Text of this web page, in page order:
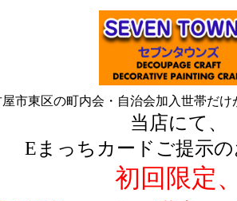
市東区の町内会・自治会加入世帯だけ
当店にて、
Eまっちカードご提示
初回限定、